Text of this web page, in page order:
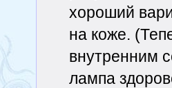
хороший
на коже.
внутренним
лампа